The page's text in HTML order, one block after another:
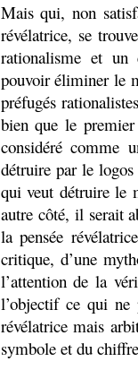
Mais qui, non
révélatrice, se
rationalisme et un
pouvoir éliminer le
préfugés
bien que le
considéré comme
détruire par le
qui veut détruire le
autre côté, il serait
la pensée
critique, d’une
l’attention de la
l’objectif ce qui ne
révélatrice mais
symbole et du